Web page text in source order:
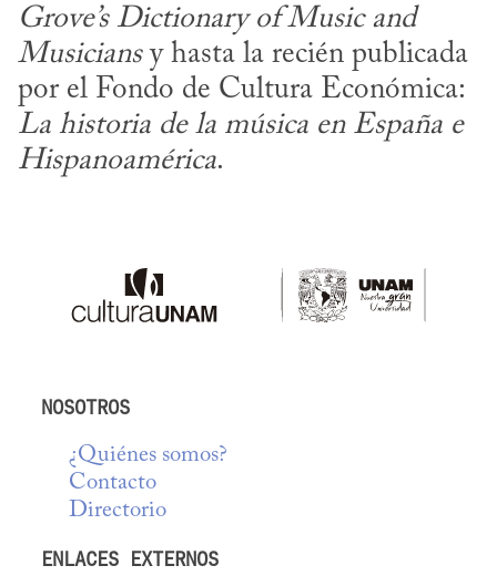
Grove’s Dictionary of Music and
Musicians y hasta la recién publicada
La historia de la música en España e
Hispanoamérica.
NOSOTROS
¿Quiénes somos?
Contacto
Directorio
ENLACES EXTERNOS